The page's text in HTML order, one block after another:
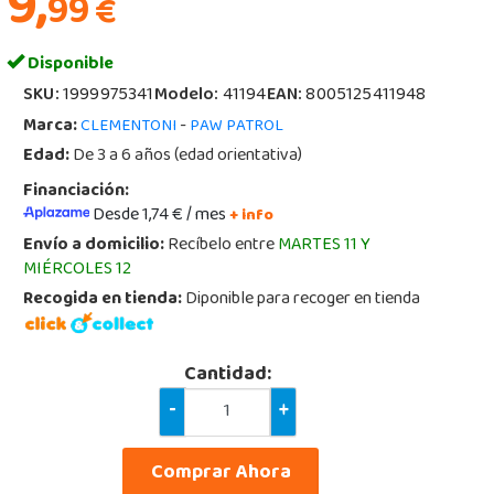
99€
Disponible
SKU:1999975341Modelo:41194EAN:8005125411948
Marca:CLEMENTONI-PAW PATROL
Edad:De 3 a 6 años (edad orientativa)
Financiación:
Desde 1,74 € / mes+ info
Envío a domicilio:Recíbelo entreMARTES 11 Y
MIÉRCOLES 12
Recogida en tienda:Diponible para recoger en tienda
Cantidad:
-
+
Comprar Ahora